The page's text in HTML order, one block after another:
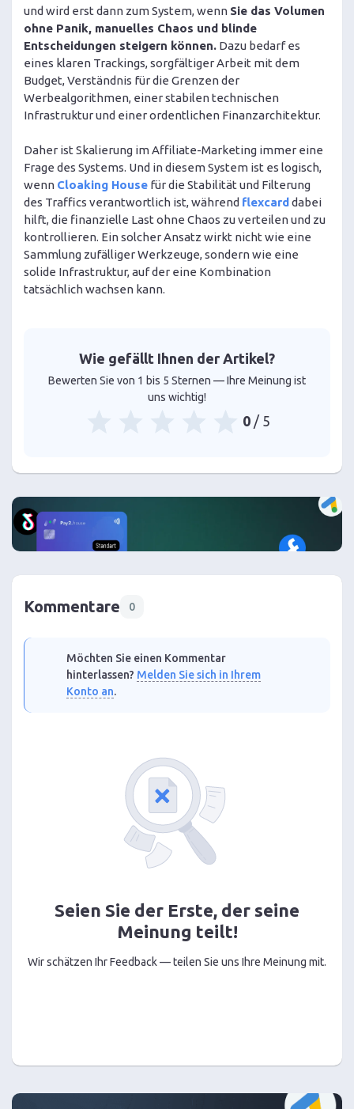
und wird erst dann zum System, wenn Sie das Volumen
ohne Panik, manuelles Chaos und blinde
Entscheidungen steigern können. Dazu bedarf es
eines klaren Trackings, sorgfältiger Arbeit mit dem
Budget, Verständnis für die Grenzen der
Werbealgorithmen, einer stabilen technischen
Infrastruktur und einer ordentlichen Finanzarchitektur.
Daher ist Skalierung im Affiliate-Marketing immer eine
Frage des Systems. Und in diesem System ist es logisch,
wenn Cloaking House für die Stabilität und Filterung
des Traffics verantwortlich ist, während flexcard dabei
hilft, die finanzielle Last ohne Chaos zu verteilen und zu
kontrollieren. Ein solcher Ansatz wirkt nicht wie eine
Sammlung zufälliger Werkzeuge, sondern wie eine
solide Infrastruktur, auf der eine Kombination
tatsächlich wachsen kann.
Wie gefällt Ihnen der Artikel?
Bewerten Sie von 1 bis 5 Sternen — Ihre Meinung ist
uns wichtig!
0/ 5
Kommentare 0
Möchten Sie einen Kommentar
hinterlassen? Melden Sie sich in Ihrem
Konto an.
Seien Sie der Erste, der seine
Meinung teilt!
Wir schätzen Ihr Feedback — teilen Sie uns Ihre Meinung mit.